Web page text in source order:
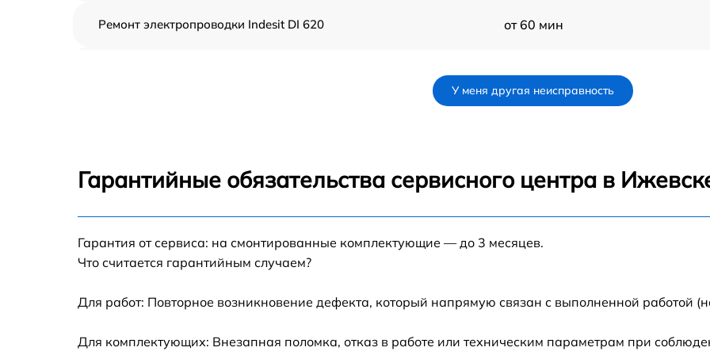
Ремонт электропроводки Indesit DI 620 от 60 мин
Замена панели управления Indesit DI 620 от 60 мин
Замена разбрызгивателя Indesit DI 620 от 60 мин
У меня другая неисправность
Гарантийные обязательства сервисного центра в
Гарантия от сервиса: на смонтированные комплектующие — до 3 месяцев.
Что считается гарантийным случаем?
Для работ: Повторное возникновение дефекта, который напрямую связан с выполненной работой
Для комплектующих: Внезапная поломка, отказ в работе или техническим параметрам при